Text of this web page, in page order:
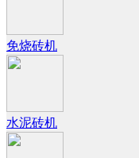
免烧砖机
水泥砖机